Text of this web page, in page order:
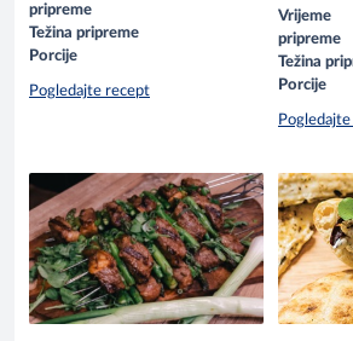
pripreme
Težina pripreme
Porcije
Pogledajte recept
Vrijeme
pripreme
Težina
Porcije